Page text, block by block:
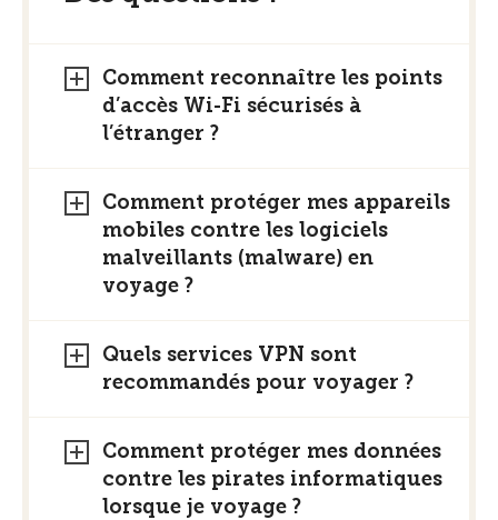
Comment reconnaître les points
d’accès Wi-Fi sécurisés à
l’étranger ?
Comment protéger mes appareils
mobiles contre les logiciels
malveillants (malware) en
voyage ?
Quels services VPN sont
recommandés pour voyager ?
Comment protéger mes données
contre les pirates informatiques
lorsque je voyage ?